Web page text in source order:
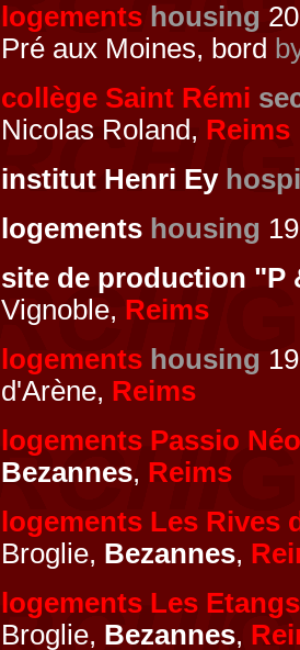
logements housing
Pré aux Moines, bord
collège Saint Rémi
Nicolas Roland, Reims
institut Henri Ey
logements housing
site de production "P
Vignoble, Reims
logements housing
d'Arène, Reims
logements Passio Néo
Bezannes, Reims
logements Les Rives
Broglie, Bezannes,
logements Les
Broglie, Bezannes,